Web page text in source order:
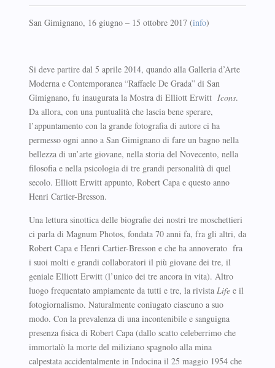
San Gimignano, 16 giugno – 15 ottobre 2017 (info)
Si deve partire dal 5 aprile 2014, quando alla Galleria d’Arte
Moderna e Contemporanea “Raffaele De Grada” di San
Gimignano, fu inaugurata la Mostra di Elliott Erwitt Icons.
Da allora, con una puntualità che lascia bene sperare,
l’appuntamento con la grande fotografia di autore ci ha
permesso ogni anno a San Gimignano di fare un bagno nella
bellezza di un’arte giovane, nella storia del Novecento, nella
filosofia e nella psicologia di tre grandi personalità di quel
secolo. Elliott Erwitt appunto, Robert Capa e questo anno
Henri Cartier-Bresson.
Una lettura sinottica delle biografie dei nostri tre moschettieri
ci parla di Magnum Photos, fondata 70 anni fa, fra gli altri, da
Robert Capa e Henri Cartier-Bresson e che ha annoverato fra
i suoi molti e grandi collaboratori il più giovane dei tre, il
geniale Elliott Erwitt (l’unico dei tre ancora in vita). Altro
luogo frequentato ampiamente da tutti e tre, la rivista Lifee il
fotogiornalismo. Naturalmente coniugato ciascuno a suo
modo. Con la prevalenza di una incontenibile e sanguigna
presenza fisica di Robert Capa (dallo scatto celeberrimo che
immortalò la morte del miliziano spagnolo alla mina
calpestata accidentalmente in Indocina il 25 maggio 1954 che